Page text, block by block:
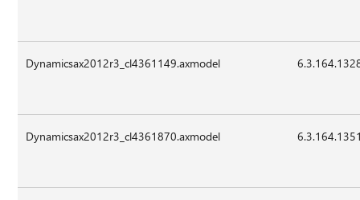
Dynamicsax2012r3_cl4361149.axmodel
Dynamicsax2012r3_cl4361870.axmodel